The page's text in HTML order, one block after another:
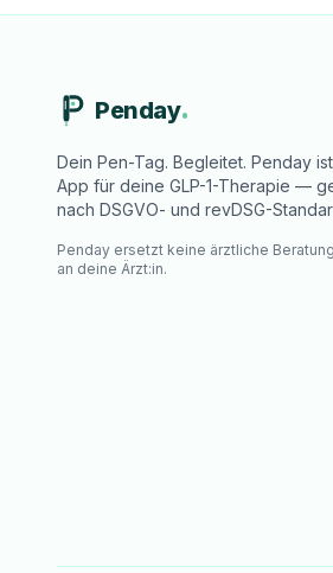
Penday
Dein Pen-Tag. Begleitet. Penday
App für deine GLP-1-Therapie —
nach DSGVO- und revDSG-
Penday ersetzt keine ärztliche
an deine Ärzt:in.